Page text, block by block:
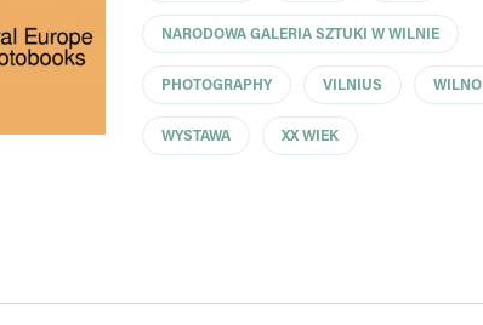
NARODOWA GALERIA SZTUKI W WILNIE
PHOTOGRAPHY VILNIUS WILNO
WYSTAWA XX WIEK